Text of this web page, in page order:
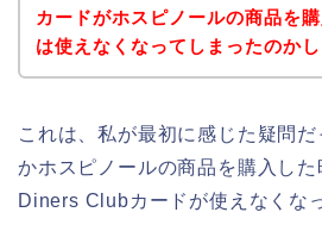
カードがホスピノールの商品を
は使えなくなってしまったのかし
これは、私が最初に感じた疑問
かホスピノールの商品を購入し
Diners Clubカードが使えなくな